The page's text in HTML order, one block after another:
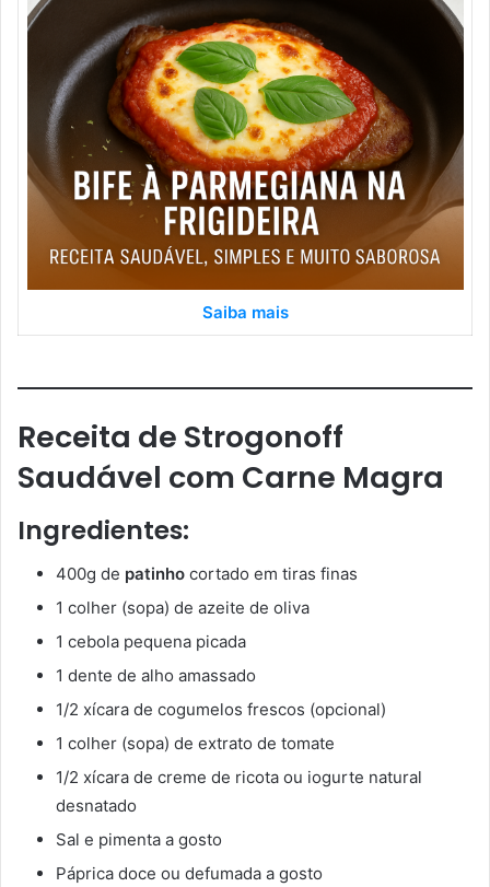
Saiba mais
Receita de Strogonoff
Saudável com Carne Magra
Ingredientes:
400g de patinho cortado em tiras finas
1 colher (sopa) de azeite de oliva
1 cebola pequena picada
1 dente de alho amassado
1/2 xícara de cogumelos frescos (opcional)
1 colher (sopa) de extrato de tomate
1/2 xícara de creme de ricota ou iogurte natural
desnatado
Sal e pimenta a gosto
Páprica doce ou defumada a gosto